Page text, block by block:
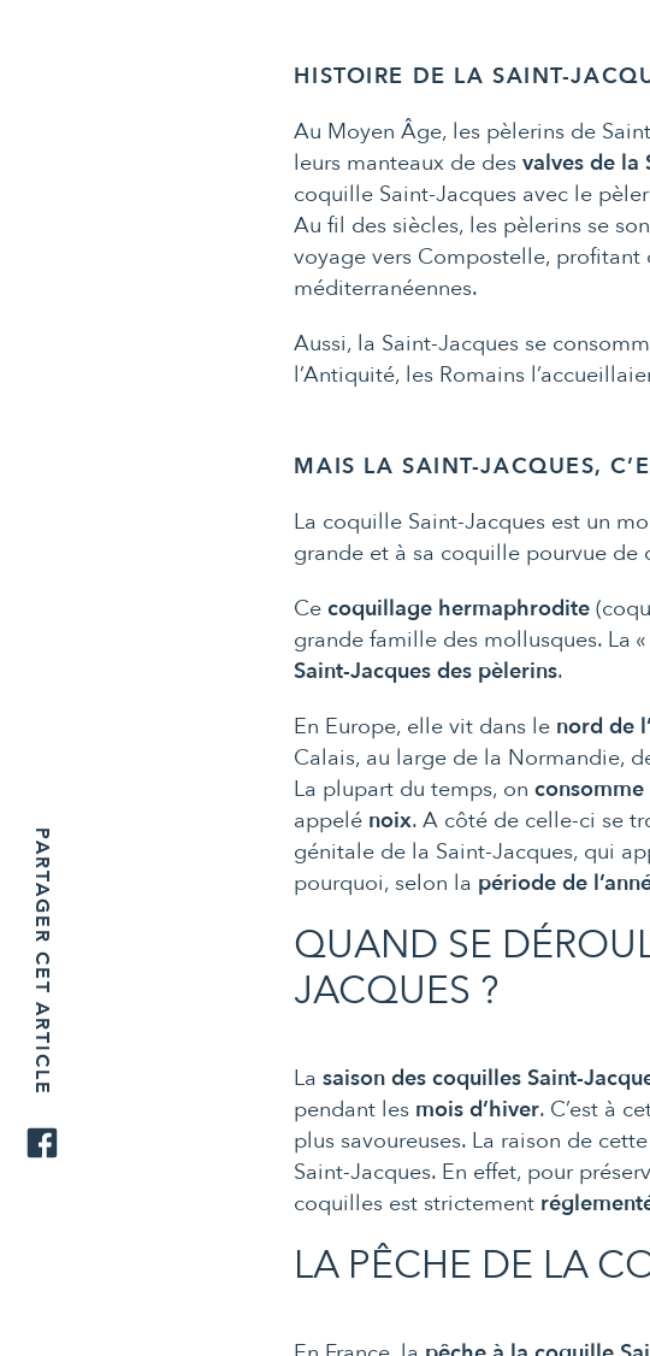
PARTAGER CET ARTICLE
HISTOIRE DE LA SAINT-
Au Moyen Âge, les pèlerins de
leurs manteaux de desvalves de la
coquille Saint-Jacques avec le
Au fil des siècles, les pèlerins se
voyage vers Compostelle,
méditerranéennes.
Aussi, la Saint-Jacques se
l’Antiquité, les Romains
MAIS LA SAINT-JACQUES,
La coquille Saint-Jacques est un
grande et à sa coquille pourvue
Cecoquillage hermaphrodite
grande famille des mollusques. La
Saint-Jacques des pèlerins.
En Europe, elle vit dans le nord de
Calais, au large de la Normandie,
La plupart du temps, on
appelé noix. A côté de celle-ci se
génitale de la Saint-Jacques, qui
pourquoi, selon la période de
QUAND SE
JACQUES ?
Lasaison des coquilles Saint-
pendant les mois d’hiver. C’est à
plus savoureuses. La raison de
Saint-Jacques. En effet, pour
coquilles est strictement
LA PÊCHE DE LA